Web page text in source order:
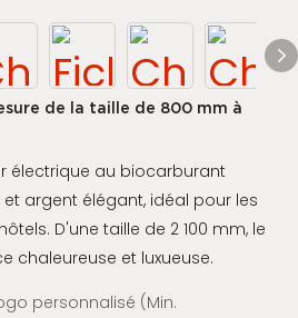
de la taille de 800 mm à
électrique au biocarburant
argent élégant, idéal pour les
D'une taille de 2 100 mm, le
chaleureuse et luxueuse.
personnalisé (Min.